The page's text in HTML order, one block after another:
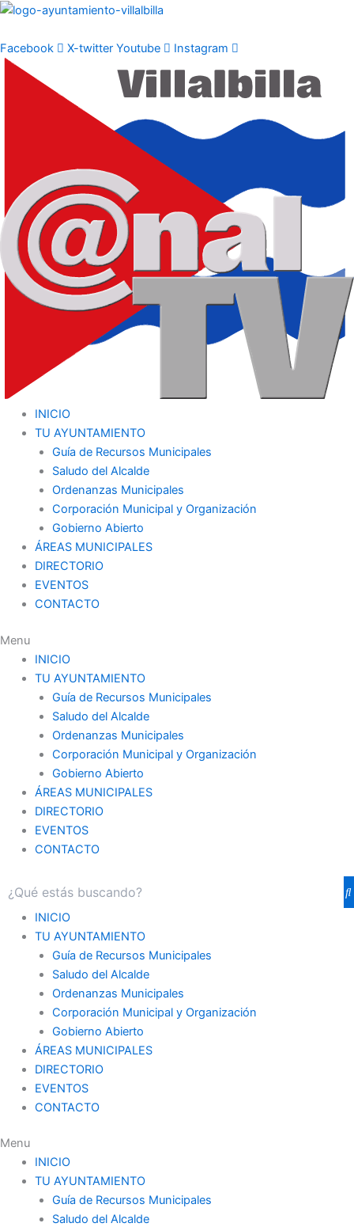
Ir
contenido
Facebook X-twitter Youtube Instagram
INICIO
TU AYUNTAMIENTO
Guía de Recursos Municipales
Saludo del Alcalde
Ordenanzas Municipales
Corporación Municipal y Organización
Gobierno Abierto
ÁREAS MUNICIPALES
DIRECTORIO
EVENTOS
CONTACTO
Menu
INICIO
TU AYUNTAMIENTO
Guía de Recursos Municipales
Saludo del Alcalde
Ordenanzas Municipales
Corporación Municipal y Organización
Gobierno Abierto
ÁREAS MUNICIPALES
DIRECTORIO
EVENTOS
CONTACTO
INICIO
TU AYUNTAMIENTO
Guía de Recursos Municipales
Saludo del Alcalde
Ordenanzas Municipales
Corporación Municipal y Organización
Gobierno Abierto
ÁREAS MUNICIPALES
DIRECTORIO
EVENTOS
CONTACTO
Menu
INICIO
TU AYUNTAMIENTO
Guía de Recursos Municipales
Saludo del Alcalde